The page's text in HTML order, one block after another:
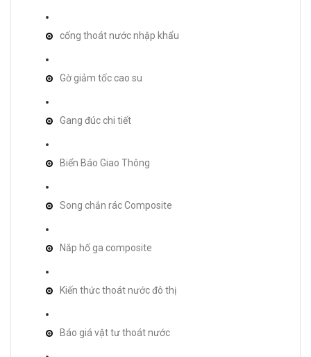
cống thoát nước nhập khẩu
Gờ giảm tốc cao su
Gang đúc chi tiết
Biển Báo Giao Thông
Song chắn rác Composite
Nắp hố ga composite
Kiến thức thoát nước đô thị
Báo giá vật tư thoát nước